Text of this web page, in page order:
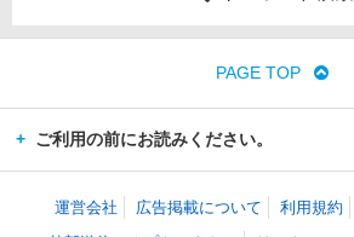
PAGE TOP
ご利用の前にお読みください。
運営会社 広告掲載について 利用規約